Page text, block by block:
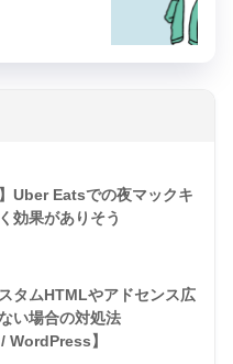
Uber Eatsでの夜マックキ
効果がありそう
タムHTMLやアドセンス広
い場合の対処法
WordPress】